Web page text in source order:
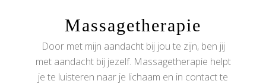
Massagetherapie
Door met mijn aandacht bij jou te zijn, ben jij
met aandacht bij jezelf. Massagetherapie helpt
je te luisteren naar je lichaam en in contact te